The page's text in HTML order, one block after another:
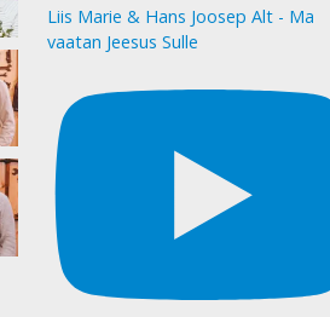
Liis Marie & Hans Joosep Alt - Ma
vaatan Jeesus Sulle